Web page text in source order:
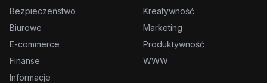
Bezpieczeństwo
Biurowe
E-commerce
Finanse
Informacje
Kreatywność
Marketing
Produktywność
WWW